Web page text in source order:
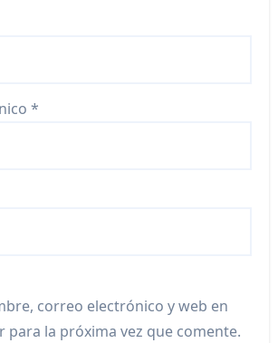
*
correo electrónico y web en
para la próxima vez que comente.